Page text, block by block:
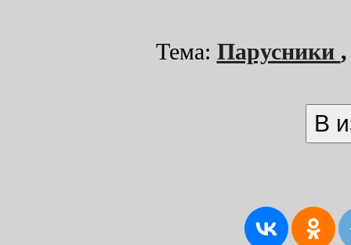
Тема: Парусники